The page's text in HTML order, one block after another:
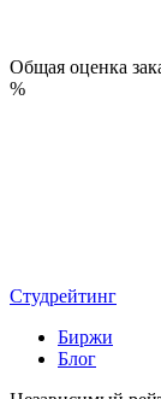
Общая оценка
%
Студрейтинг
Биржи
Блог